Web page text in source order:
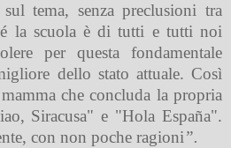
tema, senza preclusioni tra
la scuola è di tutti e tutti noi
per questa fondamentale
dello stato attuale. Così
che concluda la propria
Siracusa" e "Hola España".
con non poche ragioni”.